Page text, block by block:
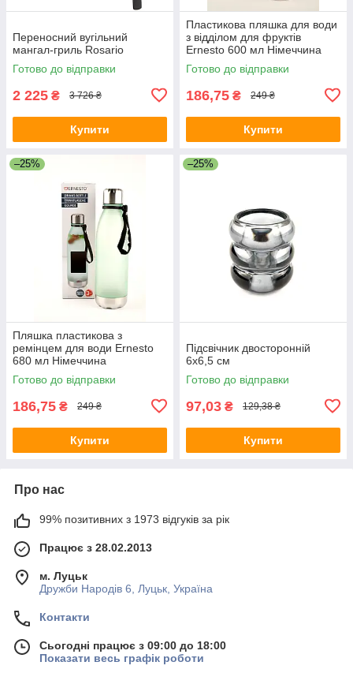
Переносний вугільний
мангал-гриль Rosario
Готово до відправки
2 225 ₴ 3 726 ₴
Купити
Пластикова пляшка для води
з відділом для фруктів
Ernesto 600 мл Німеччина
Готово до відправки
186,75 ₴ 249 ₴
Купити
–25%
Пляшка пластикова з
ремінцем для води Ernesto
680 мл Німеччина
Готово до відправки
186,75 ₴ 249 ₴
Купити
–25%
Підсвічник двосторонній
6х6,5 см
Готово до відправки
97,03 ₴ 129,38 ₴
Купити
Про нас
99% позитивних з 1973 відгуків за рік
Працює з 28.02.2013
м. Луцьк
Дружби Народів 6, Луцьк, Україна
Контакти
Сьогодні працює з 09:00 до 18:00
Показати весь графік роботи